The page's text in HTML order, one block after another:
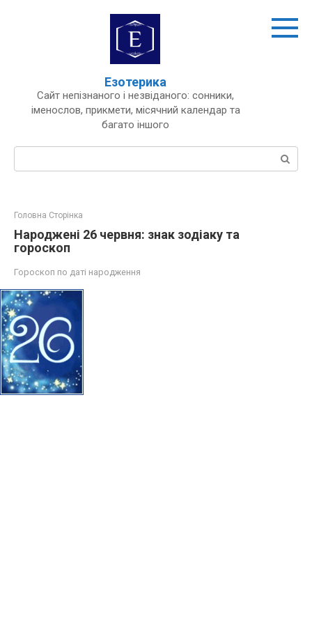
Езотерика
Сайт непізнаного і незвіданого: сонники,
іменослов, прикмети, місячний календар та
багато іншого
Пошук:
Головна Сторінка
Народжені 26 червня: знак зодіаку та
гороскоп
Гороскоп по даті народження